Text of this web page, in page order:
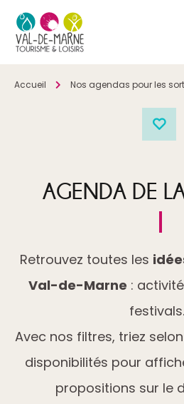
Accueil Nos agendas pour les
AGENDA DE
Retrouvez toutes les
Val-de-Marne :
Avec nos filtres, triez
disponibilités pour
propositions sur le